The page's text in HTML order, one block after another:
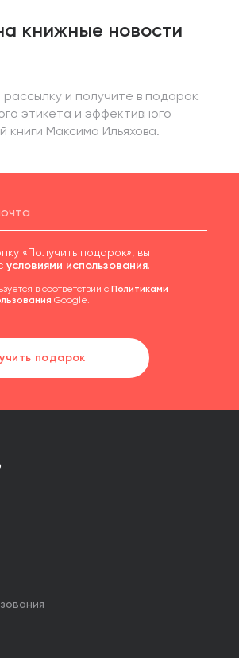
книжные новости
рассылку и получите в подарок
этикета и эффективного
книги Максима Ильяхова.
«Получить подарок», вы
условиями использования.
в соответствии с Политиками
Google.
подарок